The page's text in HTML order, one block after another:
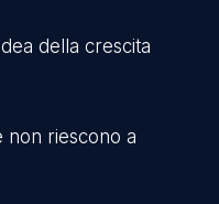
della crescita
non riescono a